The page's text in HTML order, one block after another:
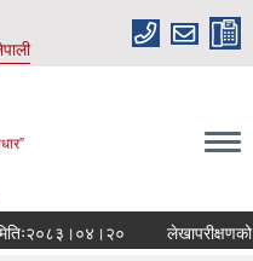
लेखापरीक्षणको